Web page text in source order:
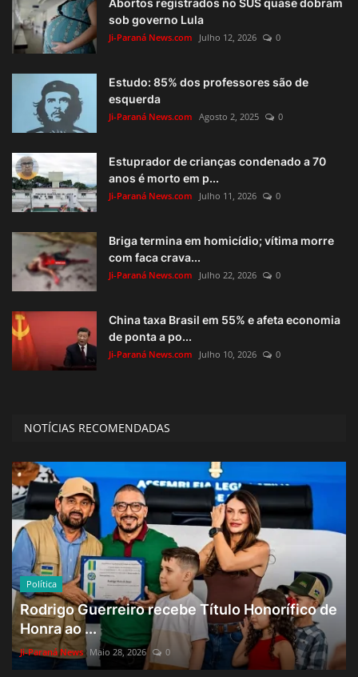
Abortos registrados no SUS quase dobram
sob governo Lula
Ji-Paraná News.com Julho 12, 2026 0
Estudo: 85% dos professores são de
esquerda
Ji-Paraná News.com Agosto 2, 2025 0
Estuprador de crianças condenado a 70
anos é morto em p...
Ji-Paraná News.com Julho 11, 2026 0
Briga termina em homicídio; vítima morre
com faca crava...
Ji-Paraná News.com Julho 22, 2026 0
China taxa Brasil em 55% e afeta economia
de ponta a po...
Ji-Paraná News.com Julho 10, 2026 0
NOTÍCIAS RECOMENDADAS
Política
Rodrigo Guerreiro recebe Título Honorífico de
Honra ao ...
Ji-Paraná News Maio 28, 2026 0